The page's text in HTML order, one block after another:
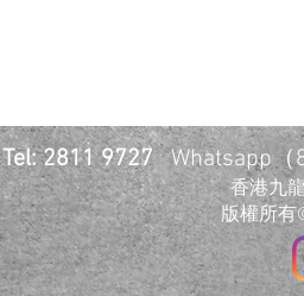
Tel: 2811 9727Whatsapp
香港九
版權所有